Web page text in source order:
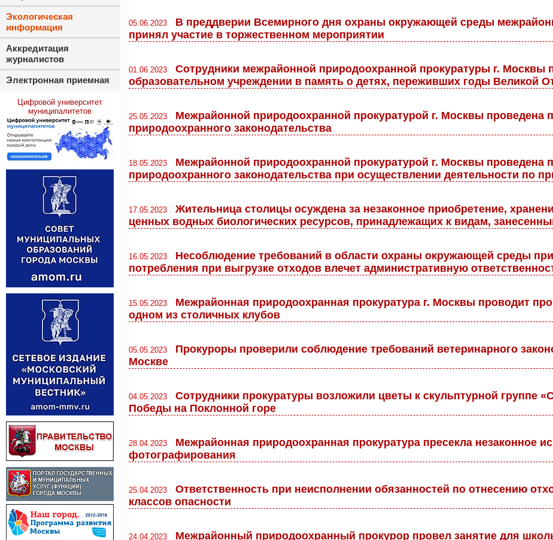
05.06.2023
В преддверии Всемирного дня охраны окружающей среды
принял участие в торжественном мероприятии
01.06.2023
Сотрудники межрайонной природоохранной прокуратуры г. Москвы
образовательном учреждении в память о детях, переживших годы Великой
25.05.2023
Межрайонной природоохранной прокуратурой г. Москвы проведена
природоохранного законодательства
18.05.2023
Межрайонной природоохранной прокуратурой г. Москвы проведена
природоохранного законодательства при осуществлении деятельности по
17.05.2023
Жительница столицы осуждена за незаконное приобретение,
ценных водных биологических ресурсов, принадлежащих к видам,
16.05.2023
Несоблюдение требований в области охраны окружающей среды
потребления при выгрузке отходов влечет административную
15.05.2023
Межрайонная природоохранная прокуратура г. Москвы проводит
одном из столичных клубов
05.05.2023
Прокуроры проверили соблюдение требований ветеринарного
Москве
04.05.2023
Сотрудники прокуратуры возложили цветы к скульптурной группе
Победы на Поклонной горе
28.04.2023
Межрайонная природоохранная прокуратура пресекла незаконное
фотографирования
25.04.2023
Ответственность при неисполнении обязанностей по отнесению
классов опасности
24.04.2023 Межрайонный природоохранный прокурор провел занятие для
Экологическая
информация
Аккредитация
журналистов
Электронная приемная
Цифровой университет
муниципалитетов